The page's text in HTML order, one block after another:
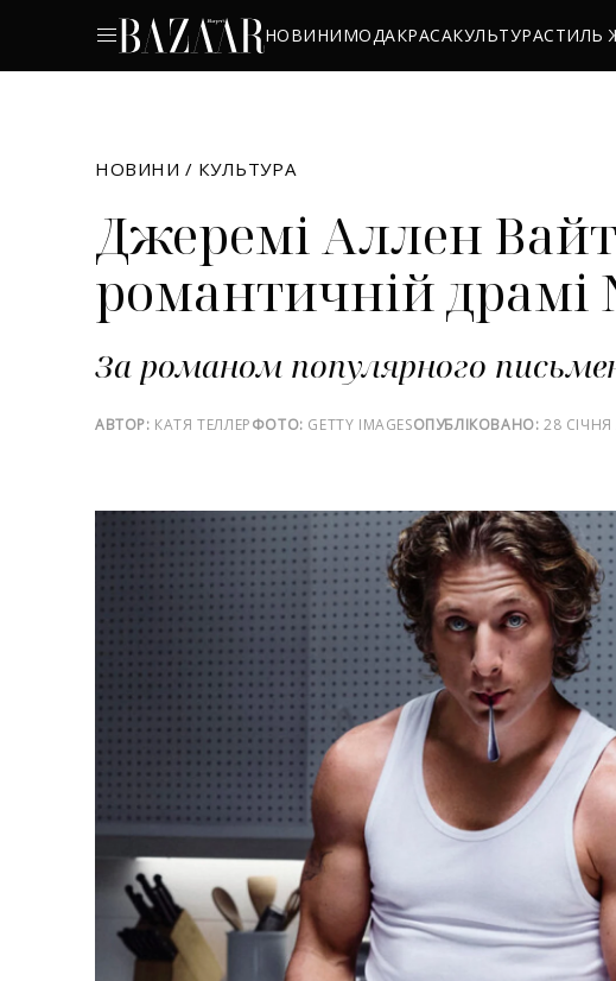
НОВИНИМОДАКРАСАКУЛЬТУРАСТИЛЬ
НОВИНИ / КУЛЬТУРА
Джеремі Аллен Вайт
романтичній драмі
За романом популярного
АВТОР: КАТЯ ТЕЛЛЕРФОТО: GETTY IMAGESОПУБЛІКОВАНО: 28 СІЧНЯ